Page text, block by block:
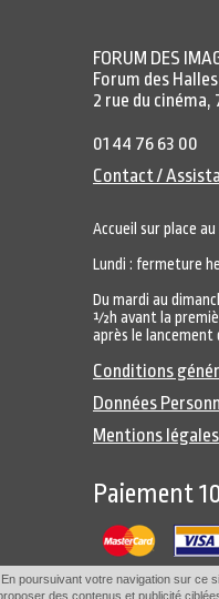
FORUM DES
Forum des Halles
2 rue du cinéma,
01 44 76 63 00
Contact /
Accueil sur place
Lundi : fermeture
Du mardi au
½h avant la
après le lancement
Conditions
Données
Mentions légales
Paiement
En poursuivant votre navigation sur ce
des contenus et publicité